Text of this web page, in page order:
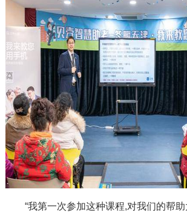
“我第一次参加这种课程,对我们的帮助